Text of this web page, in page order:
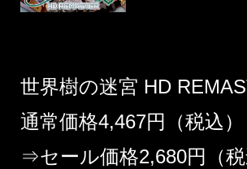
世界樹の迷宮 HD
通常価格4,467円（税込）
⇒セール価格2,680円（税